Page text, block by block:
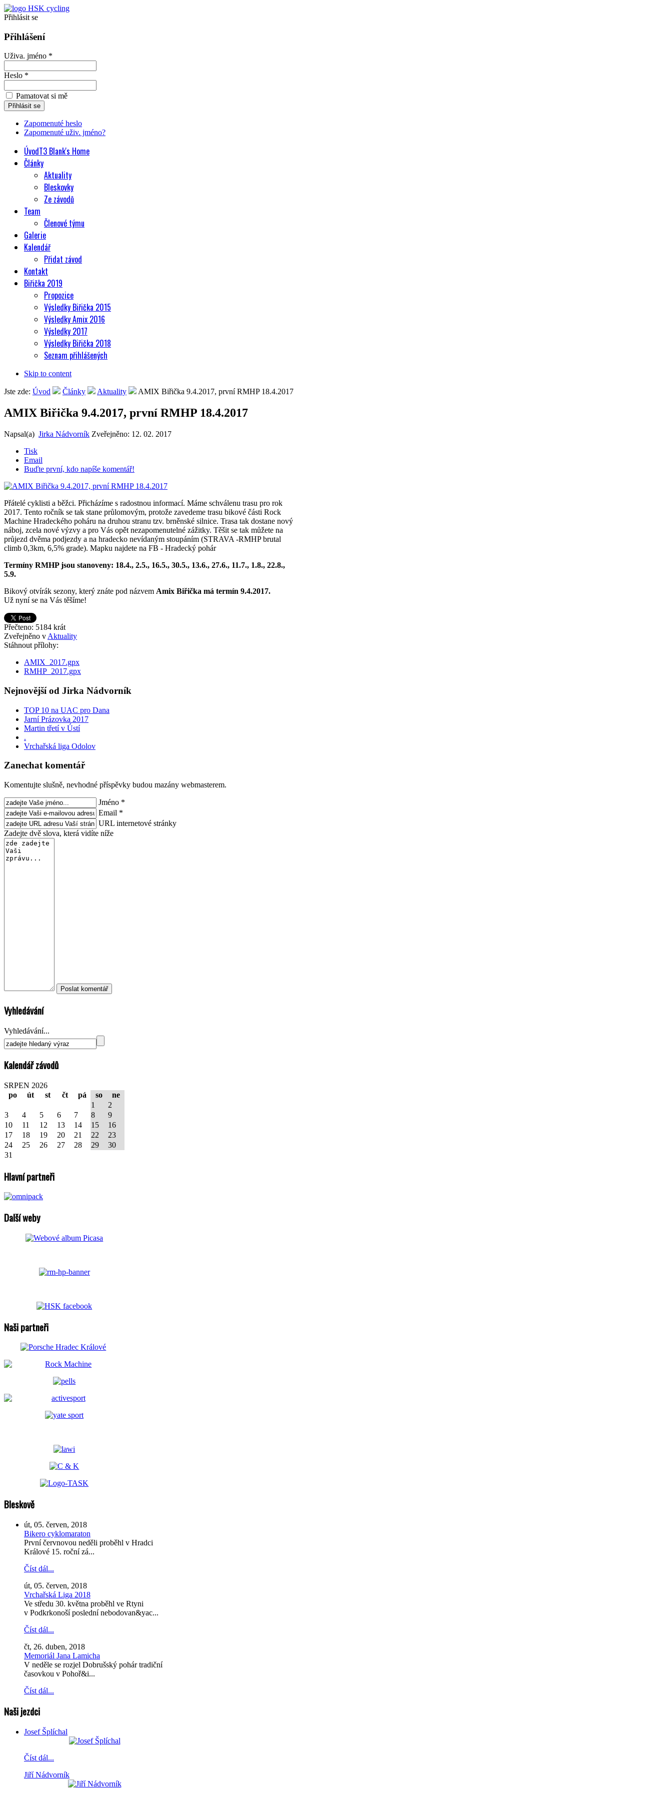
Přihlásit se
Přihlášení
Uživa. jméno *
Heslo *
Pamatovat si mě
Zapomenuté heslo
Zapomenuté uživ. jméno?
ÚvodT3 Blank's Home
Články
Aktuality
Bleskovky
Ze závodů
Team
Členové týmu
Galerie
Kalendář
Přidat závod
Kontakt
Biřička 2019
Propozice
Výsledky Biřička 2015
Výsledky Amix 2016
Výsledky 2017
Výsledky Biřička 2018
Seznam přihlášených
Skip to content
Jste zde: Úvod Články Aktuality AMIX Biřička 9.4.2017, první RMHP 18.4.2017
AMIX Biřička 9.4.2017, první RMHP 18.4.2017
Napsal(a) Jirka Nádvorník Zveřejněno: 12. 02. 2017
Tisk
Email
Buďte první, kdo napíše komentář!
Přátelé cyklisti a běžci. Přicházíme s radostnou informací. Máme schválenu trasu pro rok
2017. Tento ročník se tak stane průlomovým, protože zavedeme trasu bikové části Rock
Machine Hradeckého poháru na druhou stranu tzv. brněnské silnice. Trasa tak dostane nový
náboj, zcela nové výzvy a pro Vás opět nezapomenutelné zážitky. Těšit se tak můžete na
průjezd dvěma podjezdy a na hradecko nevídaným stoupáním (STRAVA -RMHP brutal
climb 0,3km, 6,5% grade). Mapku najdete na FB - Hradecký pohár
Termíny RMHP jsou stanoveny: 18.4., 2.5., 16.5., 30.5., 13.6., 27.6., 11.7., 1.8., 22.8.,
5.9.
Bikový otvírák sezony, který znáte pod názvem Amix Biřička má termín 9.4.2017.
Už nyní se na Vás těšíme!
Přečteno: 5184 krát
Zveřejněno v Aktuality
Stáhnout přílohy:
AMIX_2017.gpx
RMHP_2017.gpx
Nejnovější od Jirka Nádvorník
TOP 10 na UAC pro Dana
Jarní Prázovka 2017
Martin třetí v Ústí
.
Vrchařská liga Odolov
Zanechat komentář
Komentujte slušně, nevhodné příspěvky budou mazány webmasterem.
Jméno *
Email *
URL internetové stránky
Zadejte dvě slova, která vidíte níže
Vyhledávání
Vyhledávání...
Kalendář závodů
SRPEN 2026
po
út st čt pá so
ne
1
2
3
4 5 6 7 8
9
10
11 12 13 14 15
16
17
18 19 20 21 22
23
24
25 26 27 28 29
30
31
Hlavní partneři
Další weby
Naši partneři
Bleskově
út, 05. červen, 2018
Bikero cyklomaraton
První červnovou neděli proběhl v Hradci
Králové 15. roční zá...
Číst dál...
út, 05. červen, 2018
Vrchařská Liga 2018
Ve středu 30. května proběhl ve Rtyni
v Podkrkonoší poslední nebodovan&yac...
Číst dál...
čt, 26. duben, 2018
Memoriál Jana Lamicha
V neděle se rozjel Dobrušský pohár tradiční
časovkou v Pohoř&i...
Číst dál...
Naši jezdci
Josef Šplíchal
Číst dál...
Jiří Nádvorník